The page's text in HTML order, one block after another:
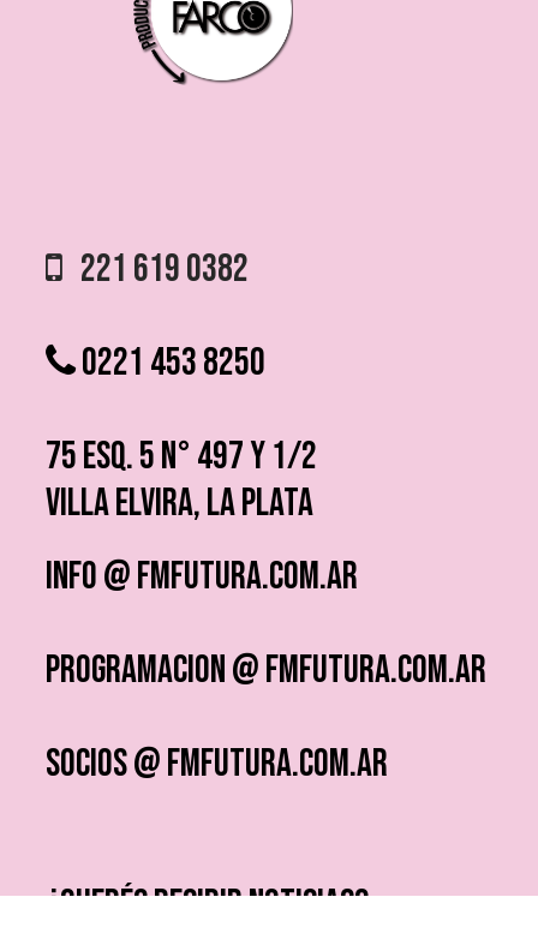
221 619 0382
0221 453 8250
75 ESQ. 5 N° 497 y 1/2
VILLA ELVIRA, LA PLATA
info @ fmfutura.com.ar
programacion @ fmfutura.com.ar
socios @ fmfutura.com.ar
¿QUERÉS RECIBIR NOTICIAS?